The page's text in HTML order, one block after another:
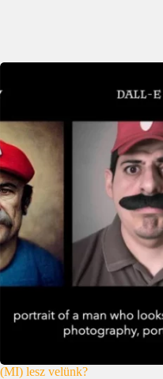
(MI) lesz velünk?